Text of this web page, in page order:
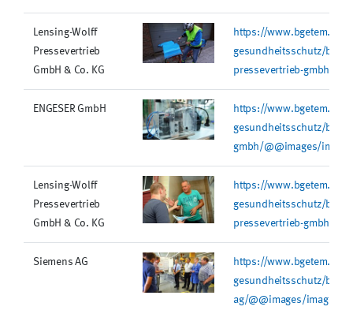
Lensing-Wolff
Pressevertrieb
GmbH & Co. KG
https://www.bgetem.de/
gesundheitsschutz/
pressevertrieb-gmbh-
ENGESER GmbH
https://www.bgetem.de/
gesundheitsschutz/
gmbh/@@images/
Lensing-Wolff
Pressevertrieb
GmbH & Co. KG
https://www.bgetem.de/
gesundheitsschutz/
pressevertrieb-gmbh-
Siemens AG
https://www.bgetem.de/
gesundheitsschutz/
ag/@@images/image/